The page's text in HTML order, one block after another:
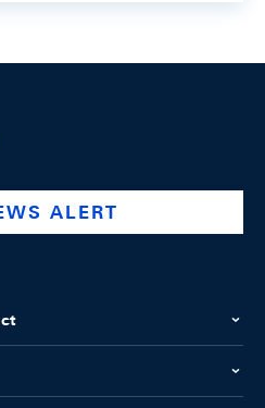
company/swiss-national-
@swissnationalbank
ALERT